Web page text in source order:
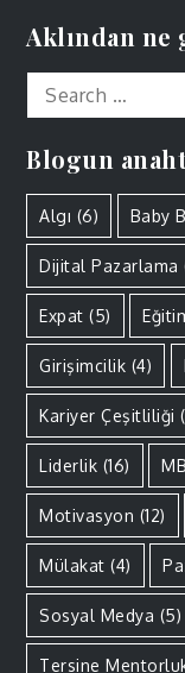
Aklından ne
Search
for:
Blogun
Algı (6) Baby
Dijital Pazarlama
Expat (5)
Girişimcilik (4)
Kariyer Çeşitliliği
Liderlik (16)
Motivasyon (12)
Mülakat (4)
Sosyal Medya (5)
Tersine